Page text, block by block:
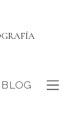
BLOG